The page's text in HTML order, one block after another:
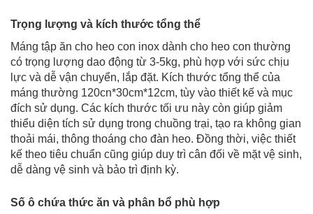
Trọng lượng và kích thước tổng thể
Máng tập ăn cho heo con inox dành cho heo con thường
có trọng lượng dao động từ 3-5kg, phù hợp với sức chịu
lực và dễ vận chuyển, lắp đặt. Kích thước tổng thể của
máng thường 120cn*30cm*12cm, tùy vào thiết kế và mục
đích sử dụng. Các kích thước tối ưu này còn giúp giảm
thiểu diện tích sử dụng trong chuồng trại, tạo ra không gian
thoải mái, thông thoáng cho đàn heo. Đồng thời, việc thiết
kế theo tiêu chuẩn cũng giúp duy trì cân đối về mặt vệ sinh,
dễ dàng vệ sinh và bảo trì định kỳ.
Số ô chứa thức ăn và phân bổ phù hợp